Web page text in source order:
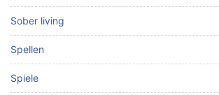
Sober living
Spellen
Spiele